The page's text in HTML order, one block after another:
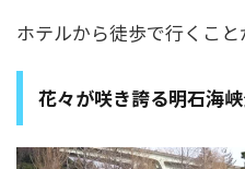
ホテルから徒歩で行くこと
花々が咲き誇る明石海